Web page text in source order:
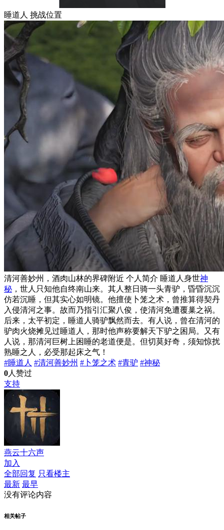
睡道人 挑战位置
清河善妙州，酒肉山林的界碑附近 个人简介 睡道人身世神
秘 ，世人只知他自终南山来。其人整日骑一头青驴，昏昏沉沉
仿若沉睡，但其实心如明镜。他擅使卜笼之术，曾推算得契丹
入侵清河之事。故而乃指引汇聚八俊，使清河免遭覆巢之祸。
后来，太平初定，睡道人骑驴飘然而去。有人说，曾在清河的
驴肉火烧摊见过睡道人，那时他声称要解天下驴之困局。又有
人说，那清河巨树上困睡的老道便是。但切莫好奇，须知惊扰
熟睡之人，必受那起床之气！
#睡道人 #清河善妙州 #卜笼之术 #青驴 #神秘
0人赞过
支持
燕云十六声
加入
全部回复 只看楼主
最新 最早
没有评论内容
相关帖子